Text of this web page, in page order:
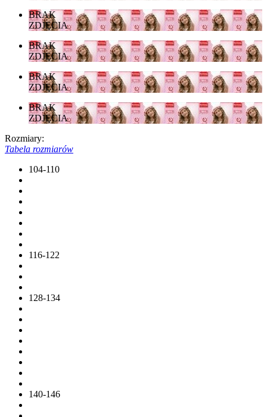
BRAK
ZDJĘCIA
BRAK
ZDJĘCIA
BRAK
ZDJĘCIA
BRAK
ZDJĘCIA
Rozmiary:
Tabela rozmiarów
104-110
116-122
128-134
140-146